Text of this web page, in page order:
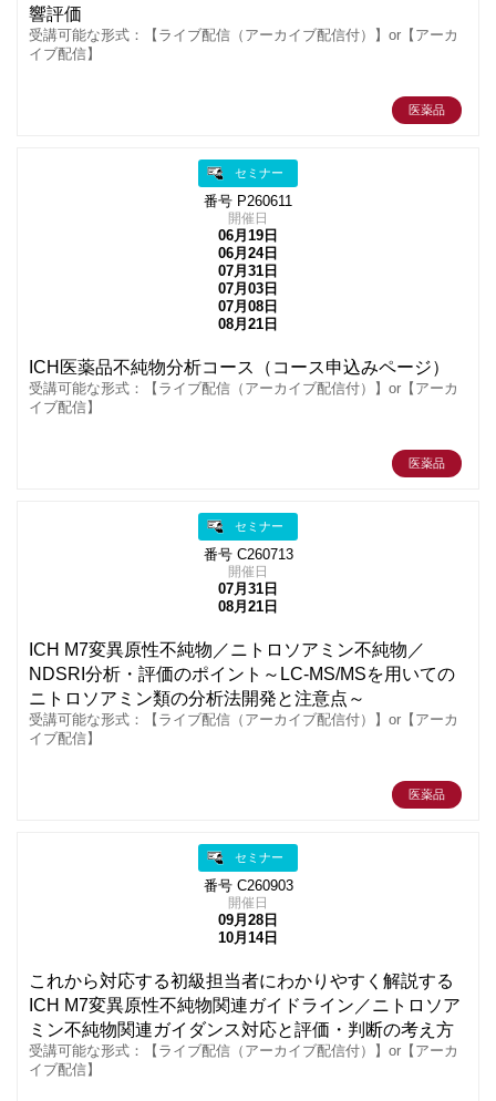
響評価
受講可能な形式：【ライブ配信（アーカイブ配信付）】or【アーカ
イブ配信】
医薬品
セミナー
番号 P260611
開催日
06月19日
06月24日
07月31日
07月03日
07月08日
08月21日
ICH医薬品不純物分析コース（コース申込みページ）
受講可能な形式：【ライブ配信（アーカイブ配信付）】or【アーカ
イブ配信】
医薬品
セミナー
番号 C260713
開催日
07月31日
08月21日
ICH M7変異原性不純物／ニトロソアミン不純物／
NDSRI分析・評価のポイント～LC-MS/MSを用いての
ニトロソアミン類の分析法開発と注意点～
受講可能な形式：【ライブ配信（アーカイブ配信付）】or【アーカ
イブ配信】
医薬品
セミナー
番号 C260903
開催日
09月28日
10月14日
これから対応する初級担当者にわかりやすく解説する
ICH M7変異原性不純物関連ガイドライン／ニトロソア
ミン不純物関連ガイダンス対応と評価・判断の考え方
受講可能な形式：【ライブ配信（アーカイブ配信付）】or【アーカ
イブ配信】